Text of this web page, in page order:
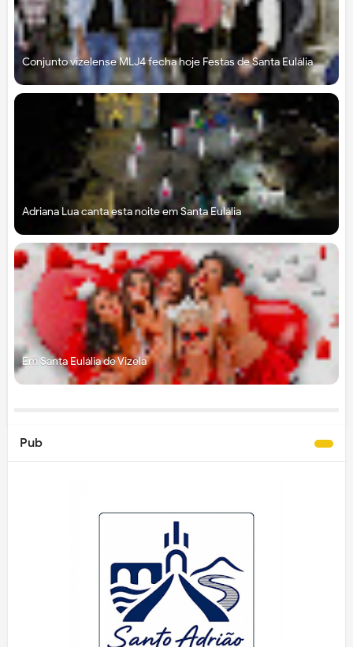
Conjunto vizelense MLJ4 fecha hoje Festas de Santa Eulália
Adriana Lua canta esta noite em Santa Eulália
Em Santa Eulália de Vizela
Pub